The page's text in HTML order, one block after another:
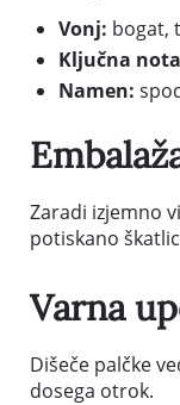
Vonj: bogat,
Ključna
Namen:
Zaradi izjemno
potiskano
Varna
Dišeče palčke
dosega otrok.